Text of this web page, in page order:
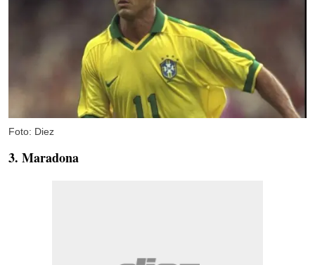
Foto: Diez
3. Maradona